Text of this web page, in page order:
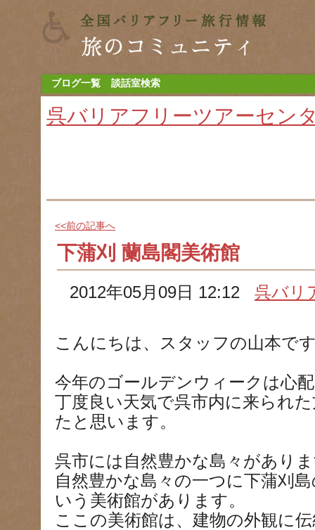
ブログ一覧 談話室検索
呉バリアフリーツアーセン
<<前の記事へ
下蒲刈 蘭島閣美術館
2012年05月09日 12:12呉バリ
こんにちは、スタッフの山本で
今年のゴールデンウィークは心
丁度良い天気で呉市内に来られ
たと思います。
呉市には自然豊かな島々があり
自然豊かな島々の一つに下蒲刈
いう美術館があります。
ここの美術館は、建物の外観に